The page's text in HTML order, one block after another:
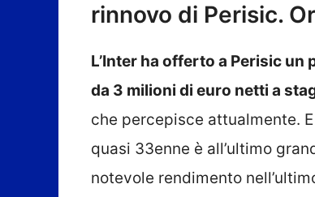
rinnovo di Perisic.
L’Inter ha offerto a Perisic
da 3 milioni di euro netti a
che percepisce attualmente.
quasi 33enne è all’ultimo
notevole rendimento